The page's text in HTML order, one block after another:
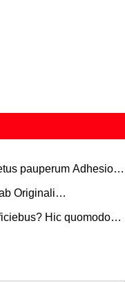
pauperum Adhesio
Originali
non potes
Hic quomodo